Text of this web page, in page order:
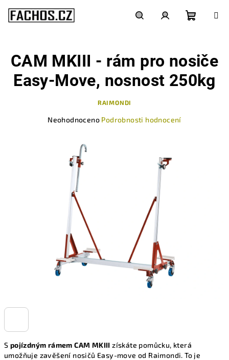
obsah
košík
S pojízdným rámem CAM MKIII získáte pomůcku, která
umožňuje zavěšení nosičů Easy-move od Raimondi. To je
CAM MKIII - rám pro nosiče
Easy-Move, nosnost 250kg
RAIMONDI
Neohodnoceno Podrobnosti hodnocení